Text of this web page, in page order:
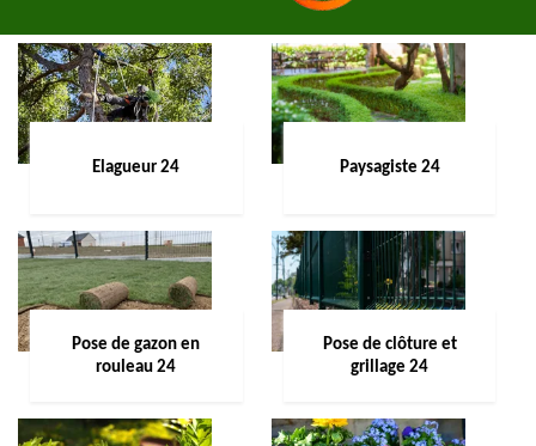
Elagueur 24 Paysagiste 24
Pose de gazon en
rouleau 24
Pose de clôture et
grillage 24